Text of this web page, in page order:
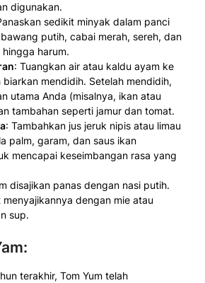
digunakan.
sedikit minyak dalam panci
putih, cabai merah, sereh, dan
harum.
: Tuangkan air atau kaldu ayam ke
mendidih. Setelah mendidih,
utama Anda (misalnya, ikan atau
tambahan seperti jamur dan tomat.
: Tambahkan jus jeruk nipis atau limau
palm, garam, dan saus ikan
mencapai keseimbangan rasa yang
disajikan panas dengan nasi putih.
dengan mie atau
sup.
:
terakhir, Tom Yum telah